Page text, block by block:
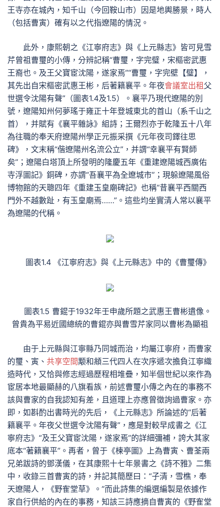
王寺亦在城內，知千山（今回鞍山市）因是地輿勝景，時人
（包括曹寅）確有以之代指遼陽的情況。
此外，康熙朝之《江寧府志》與《上元縣志》皆可見雪
芹曾祖曹璽的小傳，分辨記稱“曹璽，字完璧，宋樞密武惠
王裔也。及王父寶宦沈陽，遂家焉”“曹璽，字完壁【璧】，
其先出自宋樞密武惠王彬，后著籍襄平。年夜會議室出租 父
世選令沈陽有聲”（圖表1.4及1.5）。襄平乃現代遼陽的別
號，遼陽知州何夢瑤于雍正十年登城東北的首山（系千山之
首），并賦有《襄平雜詠》組詩；王爾烈亦于乾隆五十八年
為往職的奉天府遼陽州學正元振采撰《元年夜司鐸往思
碑》，文末稱“偕遼陽州名流公立”，并謂“幸襄平有賢師
矣”；遼陽白塔頂上所發明的隆慶五年《重建遼陽城西廣佑
寺浮圖記》銅碑，亦謂“吾襄平為全遼城市”；現躲遼陽風俗
博物館的天聰四年《重建玉皇廟碑記》也稱“昔襄平西關西
門外不越數趾，有玉皇廟焉……”。這些均坐實清人常以襄平
為遼陽的代稱。
圖表1.4 《江寧府志》與《上元縣志》中的《曹璽傳》
圖表1.5 曹錕于1932年壬申歲所題之武惠王曹彬遺像。
曾貴為平易近國總統的曹錕亦與曹雪芹家同以曹彬為顯祖
由于上元縣與江寧縣乃同城而治，均屬江寧府，而曹家
的璽、寅、 共享空間颙和頫三代四人在次序遞次擔負江寧織
造時代，又恰與修志經過歷程相堆疊，知半個世紀以來作為
宦居本地最顯赫的八旗看族，前述曹璽小傳之內在的事務不
該與曹家的自我認知有差，且道理上亦應曾徵詢過曹家。亦
即，如斟酌出書時光的先后，《上元縣志》所論述的“后著
籍襄平。年夜父世選令沈陽有聲”，應是對較早成書之《江
寧府志》“及王父寶宦沈陽，遂家焉”的詳細彌補，誇大其家
底本“著籍襄平”。再者，曾于《楝亭圖》上為曹寅、曹荃兩
兄弟跋詩的鄧漢儀，在其康熙十七年景書之《詩不雅》二集
中，收錄三首曹寅的詩，并記其簡歷曰：“子清，雪樵，奉
天遼陽人，《野隺堂草》。”而此詩集的編選編製是依據作
家自行供給的內在的事務，知該三詩應摘自曹寅的《野隺堂